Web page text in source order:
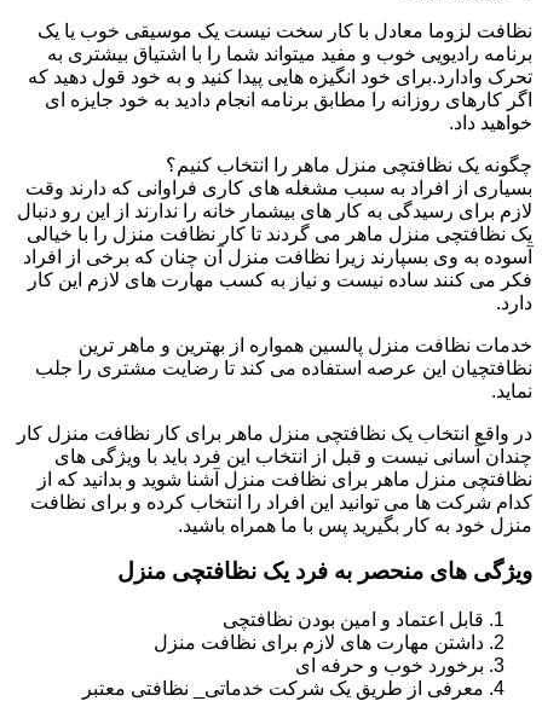
نظافت لزوما معادل با کار سخت نیست یک موسیقی خوب یا یک
برنامه رادیویی خوب و مفید میتواند شما را با اشتیاق بیشتری به
تحرک وادارد.برای خود انگیزه هایی پیدا کنید و به خود قول دهید که
اگر کارهای روزانه را مطابق برنامه انجام دادید به خود جایزه ای
خواهید داد.
چگونه یک نظافتچی منزل ماهر را انتخاب کنیم؟
بسیاری از افراد به سبب مشغله های کاری فراوانی که دارند وقت
لازم برای رسیدگی به کار های بیشمار خانه را ندارند از این رو دنبال
یک نظافتچی منزل ماهر می گردند تا کار نظافت منزل را با خیالی
آسوده به وی بسپارند زیرا نظافت منزل آن چنان که برخی از افراد
فکر می کنند ساده نیست و نیاز به کسب مهارت های لازم این کار
دارد.
خدمات نظافت منزل پالسین همواره از بهترین و ماهر ترین
نظافتچیان این عرصه استفاده می کند تا رضایت مشتری را جلب
نماید.
در واقع انتخاب یک نظافتچی منزل ماهر برای کار نظافت منزل کار
چندان آسانی نیست و قبل از انتخاب این فرد باید با ویژگی های
نظافتچی منزل ماهر برای نظافت منزل آشنا شوید و بدانید که از
کدام شرکت ها می توانید این افراد را انتخاب کرده و برای نظافت
منزل خود به کار بگیرید پس با ما همراه باشید.
ویژگی های منحصر به فرد یک نظافتچی منزل
قابل اعتماد و امین بودن نظافتچی
داشتن مهارت های لازم برای نظافت منزل
برخورد خوب و حرفه ای
معرفی از طریق یک شرکت خدماتی_ نظافتی معتبر